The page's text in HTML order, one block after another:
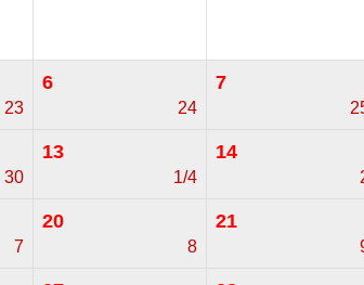
23
6
24
7
30
13
1/4
14
7
20
8
21